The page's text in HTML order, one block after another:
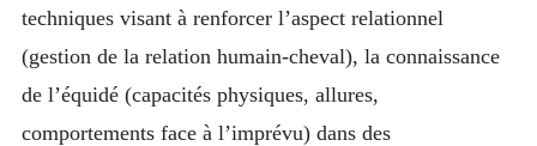
techniques visant à renforcer l’aspect relationnel
(gestion de la relation humain-cheval), la connaissance
de l’équidé (capacités physiques, allures,
comportements face à l’imprévu) dans des